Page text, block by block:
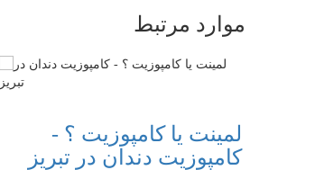
موارد مرتبط
لمینت یا کامپوزیت ؟ -
کامپوزیت دندان در تبریز